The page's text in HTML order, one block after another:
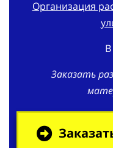
Организация
Заказать